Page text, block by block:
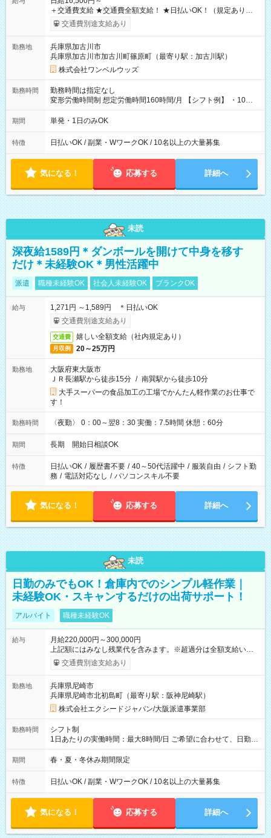
＋交通費支給 ★交通費全額支給！ ★日払いOK！（規定あり） ┗
働いたその日に現金GET♪ お仕事後はコンビニATMから 日払
交通費別途支給あり
勤務地
兵庫県加古川市
兵庫県加古川市加古川町篠原町（最寄り駅：加古川駅）
株式会社ワンベルウッズ
勤務時間
勤務時間は指定なし
変形労働時間制 想定労働時間160時間/月 【シフト例】 ・10：
00～20：00
期間 単発・1日のみOK
特徴 日払いOK / 副業・WワークOK / 10名以上の大量募集
気になる！ 応募する 詳細へ
未読
深夜給1589円＊ダンボールを開けて中身を移す
だけ＊未経験OK＊男性活躍中
派遣 職種未経験OK 社会人未経験OK ブランクOK
給与
1,271円 ～1,589円 ＊日払いOK
交通費別途支給あり
交通費 嬉しい全額支給（社内規定あり）
月収例 20～25万円
勤務地
大阪府東大阪市
ＪＲ長瀬駅から徒歩15分 / 南巽駅から徒歩10分
大手スーパーの食品加工の工場でかんたん軽作業のお仕事で
す！
勤務時間 〈夜勤〉 0：00～翌8：30 実働：7.5時間 休憩：60分
期間 長期 開始日相談OK
特徴 日払いOK / 履歴書不要 / 40～50代活躍中 / 服装自由 / シフト勤
務 / 電話対応なし / パソコンスキル不要
気になる！ 応募する 詳細へ
未読
日勤のみでもOK！倉庫内でのシンプル軽作業｜
未経験OK・スキャンするだけの出荷サポート！
アルバイト 職種未経験OK
給与
月給220,000円～300,000円
上記額にはみなし残業代を含みます。※超過分は全額支給いたし
ます。 みなし残業代 15,875円 以上／月 みなし残業時間 10時間
／月 【 各種手当 】 ■交通費支給（全額支給） 【 試用期間 】
【試用期間】試用期間あり 試用期間の長さ：2ヶ月 雇用形態、
給与は本採用時と同じです。 ※スムーズな選考のため、お電話
番号のご入力は必須となっております。未記入の場合は応募が
無効となる可能性がございます。
交通費別途支給あり
勤務地
兵庫県尼崎市
兵庫県尼崎市北初島町（最寄り駅：阪神尼崎駅）
株式会社エクシードジャパン/大阪派遣事業部
勤務時間
シフト制
1日あたりの実働時間：最大8時間/日 ご希望に合わせて、日勤・
夜勤のいずれかを選べます！ 日勤：10:00～19:00（実働8時
間・休憩1時間） 夜勤：21:00～6:00 または 22:00～7:00（実働
期間 春・夏・冬休み期間限定
特徴 日払いOK / 副業・WワークOK / 10名以上の大量募集
気になる！ 応募する 詳細へ